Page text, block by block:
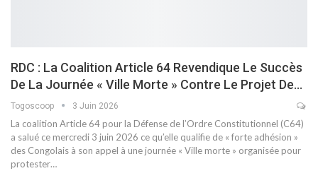
RDC : La Coalition Article 64 Revendique Le Succès
De La Journée « Ville Morte » Contre Le Projet De…
Togoscoop 3 Juin 2026
La coalition Article 64 pour la Défense de l’Ordre Constitutionnel (C64)
a salué ce mercredi 3 juin 2026 ce qu’elle qualifie de « forte adhésion »
des Congolais à son appel à une journée « Ville morte » organisée pour
protester…